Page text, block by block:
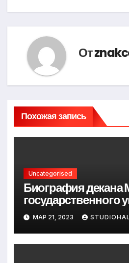
От
Похожая запись
Uncategorised
Биография декана
государственного
Андрея Сидорова —
до руководителя
МАР 21, 2023